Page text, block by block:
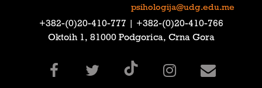
psihologija@udg.edu.me
‎+382-(0)20-410-777‎ | ‎+382-(0)20-410-766‎
Oktoih 1, 81000 Podgorica, Crna Gora